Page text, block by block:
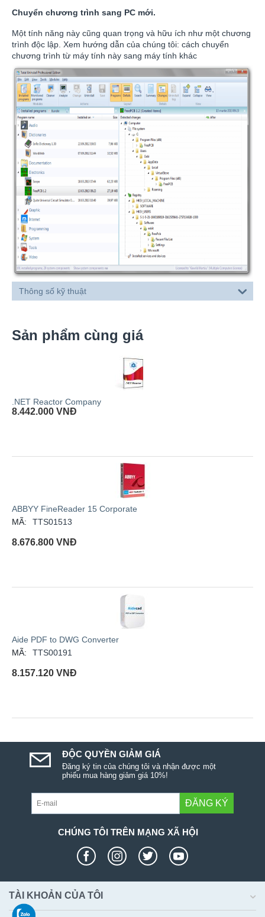
Chuyển chương trình sang PC mới.
Một tính năng này cũng quan trọng và hữu ích như một chương
trình độc lập. Xem hướng dẫn của chúng tôi: cách chuyển
chương trình từ máy tính này sang máy tính khác
Thông số kỹ thuật
Sản phẩm cùng giá
.NET Reactor Company
8.442.000 VNĐ
ABBYY FineReader 15 Corporate
MÃ:
TTS01513
8.676.800 VNĐ
Aide PDF to DWG Converter
MÃ:
TTS00191
8.157.120 VNĐ
ĐỘC QUYỀN GIẢM GIÁ
Đăng ký tin của chúng tôi và nhận được một
phiếu mua hàng giảm giá 10%!
ĐĂNG KÝ
CHÚNG TÔI TRÊN MẠNG XÃ HỘI
TÀI KHOẢN CỦA TÔI